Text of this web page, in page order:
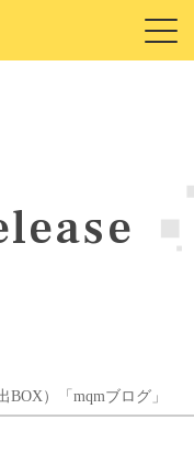
）「mqmブログ」